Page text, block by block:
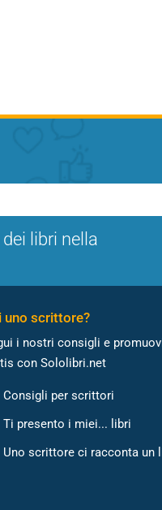
libri nella
uno scrittore?
i nostri consigli e
con Sololibri.net
Consigli per scrittori
Ti presento i miei... libri
Uno scrittore ci racconta un